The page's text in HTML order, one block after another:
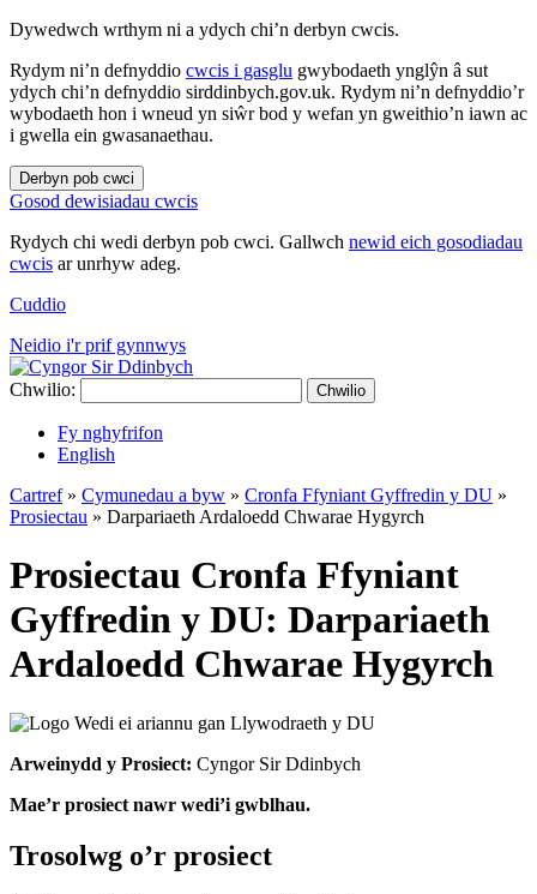
Dywedwch wrthym ni a ydych chi’n derbyn cwcis.
Rydym ni’n defnyddio cwcis i gasglu gwybodaeth ynglŷn â sut
ydych chi’n defnyddio sirddinbych.gov.uk. Rydym ni’n defnyddio’r
wybodaeth hon i wneud yn siŵr bod y wefan yn gweithio’n iawn ac
i gwella ein gwasanaethau.
Derbyn pob cwci
Gosod dewisiadau cwcis
Rydych chi wedi derbyn pob cwci. Gallwch newid eich gosodiadau
cwcis ar unrhyw adeg.
Cuddio
Neidio i'r prif gynnwys
Chwilio: Chwilio
Fy nghyfrifon
English
Cartref» Cymunedau a byw » Cronfa Ffyniant Gyffredin y DU »
Prosiectau » Darpariaeth Ardaloedd Chwarae Hygyrch
Prosiectau Cronfa Ffyniant
Gyffredin y DU: Darpariaeth
Ardaloedd Chwarae Hygyrch
Arweinydd y Prosiect: Cyngor Sir Ddinbych
Mae’r prosiect nawr wedi’i gwblhau.
Trosolwg o’r prosiect